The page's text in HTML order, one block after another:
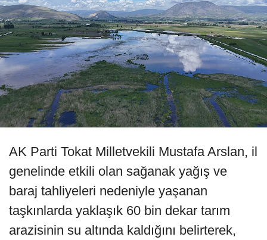
AK Parti Tokat Milletvekili Mustafa Arslan, il
genelinde etkili olan sağanak yağış ve
baraj tahliyeleri nedeniyle yaşanan
taşkınlarda yaklaşık 60 bin dekar tarım
arazisinin su altında kaldığını belirterek,